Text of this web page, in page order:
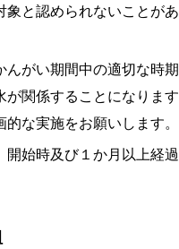
と認められないことがあ
がい期間中の適切な時期
が関係することになります
な実施をお願いします。
始時及び１か月以上経過